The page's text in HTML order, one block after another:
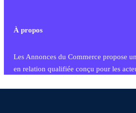
À propos
Les Annonces du Commerce propose
en relation qualifiée conçu pour les
commercial et les collectivités